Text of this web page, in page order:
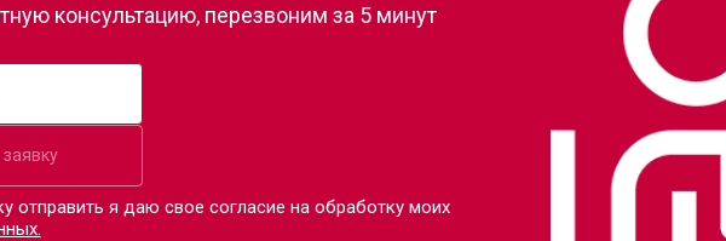
консультацию, перезвоним за 5 минут
отправить я даю свое согласие на обработку моих